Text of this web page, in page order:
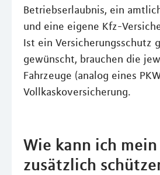
Betriebserlaubnis, ein
und eine eigene Kfz-
Ist ein Versicherungsschutz
gewünscht, brauchen die
Fahrzeuge (analog eines
Vollkaskoversicherung.
Wie kann ich mein
zusätzlich